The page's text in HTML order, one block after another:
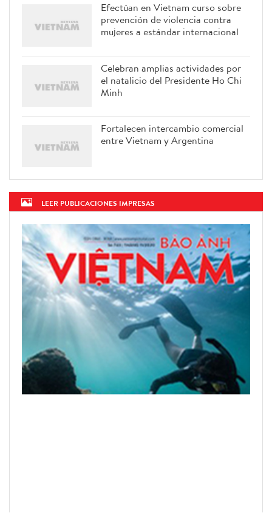
Efectúan en Vietnam curso sobre
prevención de violencia contra
mujeres a estándar internacional
Celebran amplias actividades por
el natalicio del Presidente Ho Chi
Minh
Fortalecen intercambio comercial
entre Vietnam y Argentina
LEER PUBLICACIONES IMPRESAS